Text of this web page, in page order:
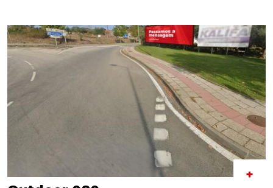
+